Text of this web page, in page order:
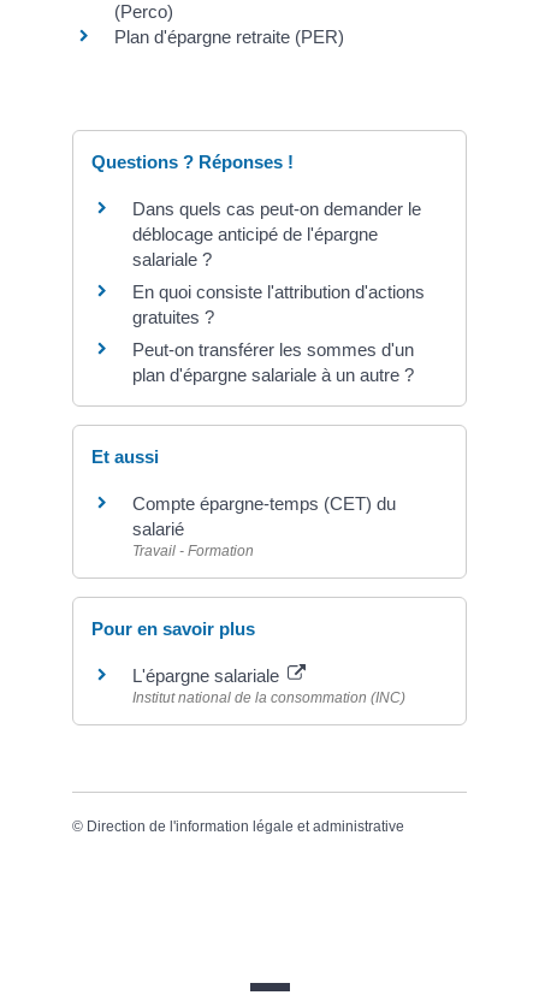
(Perco)
Plan d'épargne retraite (PER)
Questions ? Réponses !
Dans quels cas peut-on demander le
déblocage anticipé de l'épargne
salariale ?
En quoi consiste l'attribution d'actions
gratuites ?
Peut-on transférer les sommes d'un
plan d'épargne salariale à un autre ?
Et aussi
Compte épargne-temps (CET) du
salarié
Travail - Formation
Pour en savoir plus
L'épargne salariale
Institut national de la consommation (INC)
© Direction de l'information légale et administrative